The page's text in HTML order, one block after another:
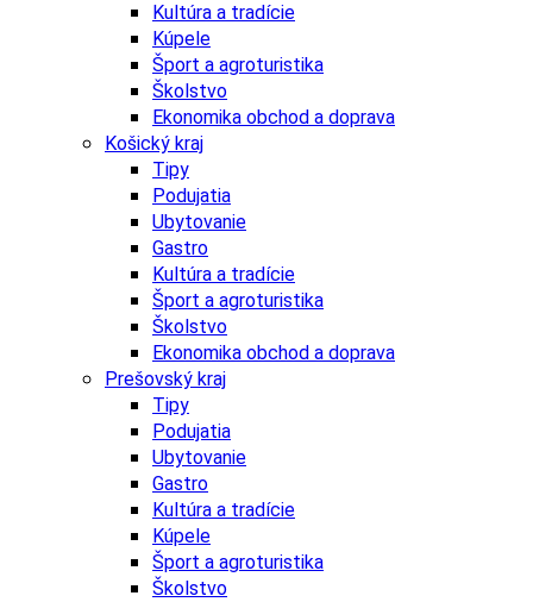
Kultúra a tradície
Kúpele
Šport a agroturistika
Školstvo
Ekonomika obchod a doprava
Košický kraj
Tipy
Podujatia
Ubytovanie
Gastro
Kultúra a tradície
Šport a agroturistika
Školstvo
Ekonomika obchod a doprava
Prešovský kraj
Tipy
Podujatia
Ubytovanie
Gastro
Kultúra a tradície
Kúpele
Šport a agroturistika
Školstvo